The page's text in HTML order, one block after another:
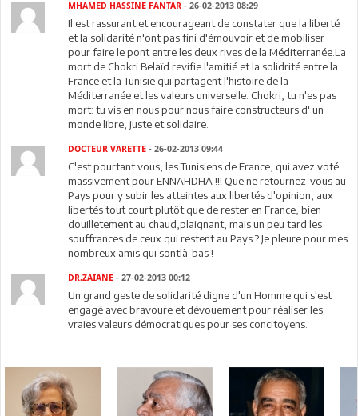
MHAMED HASSINE FANTAR - 26-02-2013 08:29
Il est rassurant et encourageant de constater que la liberté
et la solidarité n'ont pas fini d'émouvoir et de mobiliser
pour faire le pont entre les deux rives de la Méditerranée.La
mort de Chokri Belaïd revifie l'amitié et la solidrité entre la
France et la Tunisie qui partagent l'histoire de la
Méditerranée et les valeurs universelle. Chokri, tu n'es pas
mort: tu vis en nous pour nous faire constructeurs d' un
monde libre, juste et solidaire.
DOCTEUR VARETTE - 26-02-2013 09:44
C'est pourtant vous, les Tunisiens de France, qui avez voté
massivement pour ENNAHDHA !!! Que ne retournez-vous au
Pays pour y subir les atteintes aux libertés d'opinion, aux
libertés tout court plutôt que de rester en France, bien
douilletement au chaud,plaignant, mais un peu tard les
souffrances de ceux qui restent au Pays ? Je pleure pour mes
nombreux amis qui sontlà-bas !
DR.ZAIANE - 27-02-2013 00:12
Un grand geste de solidarité digne d'un Homme qui s'est
engagé avec bravoure et dévouement pour réaliser les
vraies valeurs démocratiques pour ses concitoyens.